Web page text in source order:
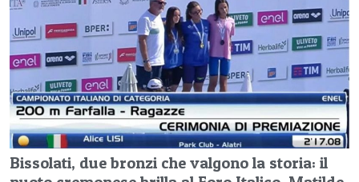
Bissolati, due bronzi che valgono la storia: il